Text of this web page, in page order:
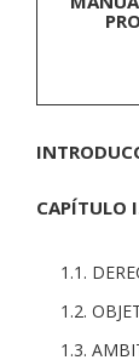
CAPÍTULO
1.1.
1.2.
1.3.